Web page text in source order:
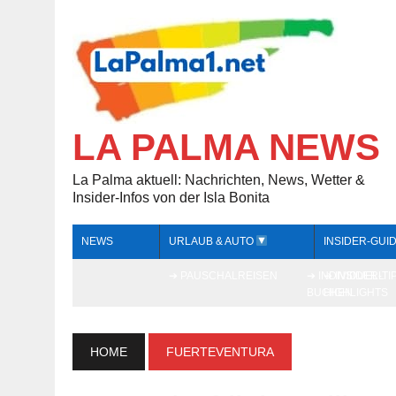
LA PALMA NEWS
La Palma aktuell: Nachrichten, News, Wetter &
Insider-Infos von der Isla Bonita
NEWS URLAUB & AUTO INSIDER-
HOME FUERTEVENTURA